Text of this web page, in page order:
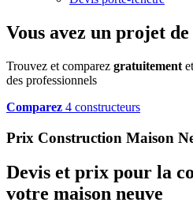
Vous avez un projet
Trouvez et comparez gratuitement et
des professionnels
Comparez 4 constructeurs
Prix Construction Maison
Devis et prix pour la
votre maison neuve